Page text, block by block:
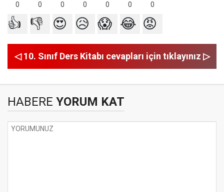
0 0 0 0 0 0 0
👍 👎 😍 😥 😱 😂 😡
◁ 10. Sınıf Ders Kitabı cevapları için tıklayınız ▷
HABERE YORUM KAT